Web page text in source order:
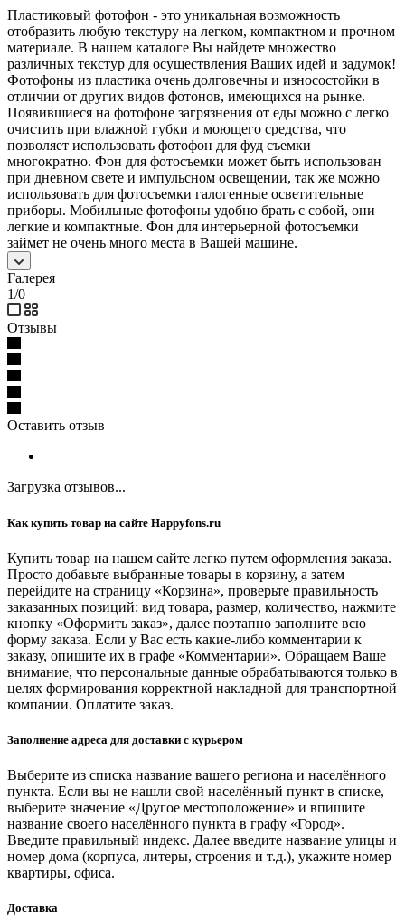
Пластиковый фотофон - это уникальная возможность
отобразить любую текстуру на легком, компактном и прочном
материале. В нашем каталоге Вы найдете множество
различных текстур для осуществления Ваших идей и задумок!
Фотофоны из пластика очень долговечны и износостойки в
отличии от других видов фотонов, имеющихся на рынке.
Появившиеся на фотофоне загрязнения от еды можно с легко
очистить при влажной губки и моющего средства, что
позволяет использовать фотофон для фуд съемки
многократно. Фон для фотосъемки может быть использован
при дневном свете и импульсном освещении, так же можно
использовать для фотосъемки галогенные осветительные
приборы. Мобильные фотофоны удобно брать с собой, они
легкие и компактные. Фон для интерьерной фотосъемки
займет не очень много места в Вашей машине.
Галерея
1/0 —
Отзывы
Оставить отзыв
Загрузка отзывов...
Как купить товар на сайте Happyfons.ru
Купить товар на нашем сайте легко путем оформления заказа.
Просто добавьте выбранные товары в корзину, а затем
перейдите на страницу «Корзина», проверьте правильность
заказанных позиций: вид товара, размер, количество, нажмите
кнопку «Оформить заказ», далее поэтапно заполните всю
форму заказа. Если у Вас есть какие-либо комментарии к
заказу, опишите их в графе «Комментарии». Обращаем Ваше
внимание, что персональные данные обрабатываются только в
целях формирования корректной накладной для транспортной
компании. Оплатите заказ.
Заполнение адреса для доставки с курьером
Выберите из списка название вашего региона и населённого
пункта. Если вы не нашли свой населённый пункт в списке,
выберите значение «Другое местоположение» и впишите
название своего населённого пункта в графу «Город».
Введите правильный индекс. Далее введите название улицы и
номер дома (корпуса, литеры, строения и т.д.), укажите номер
квартиры, офиса.
Доставка